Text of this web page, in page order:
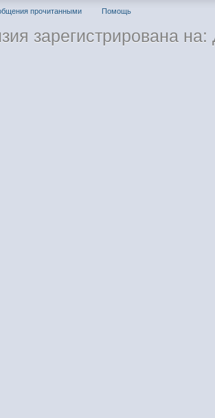
прочитанными Помощь
зарегистрирована